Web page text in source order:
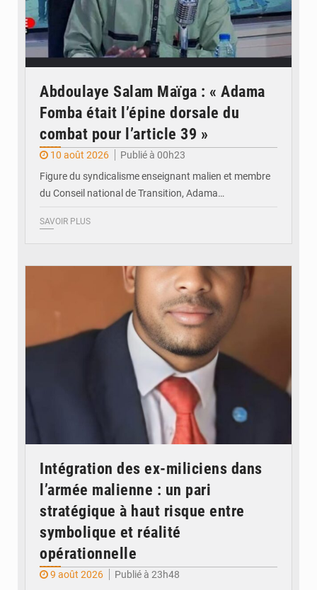
Abdoulaye Salam Maïga : « Adama
Fomba était l’épine dorsale du
combat pour l’article 39 »
10 août 2026
Publié à 00h23
Figure du syndicalisme enseignant malien et membre
du Conseil national de Transition, Adama…
SAVOIR PLUS
Intégration des ex-miliciens dans
l’armée malienne : un pari
stratégique à haut risque entre
symbolique et réalité
opérationnelle
9 août 2026
Publié à 23h48